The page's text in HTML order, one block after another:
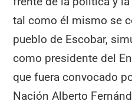
tal como él mismo se
pueblo de Escobar,
como presidente del
que fuera convocado
Nación Alberto